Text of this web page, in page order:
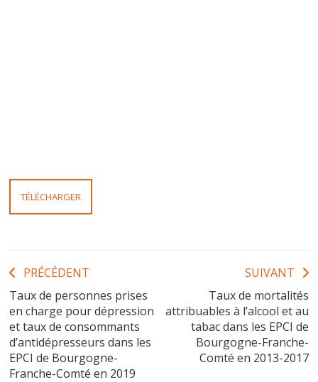
TÉLÉCHARGER
Navigation
de
l’article
PRÉCÉDENT
Taux de personnes prises
en charge pour dépression
et taux de consommants
d’antidépresseurs dans les
EPCI de Bourgogne-
Franche-Comté en 2019
SUIVANT
Taux de mortalités
attribuables à l’alcool et au
tabac dans les EPCI de
Bourgogne-Franche-
Comté en 2013-2017